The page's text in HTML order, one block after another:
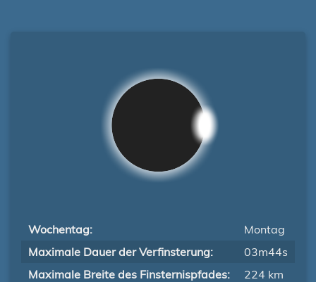
Wochentag:
Montag
Maximale Dauer der Verfinsterung:
03m44s
Maximale Breite des Finsternispfades:
224 km